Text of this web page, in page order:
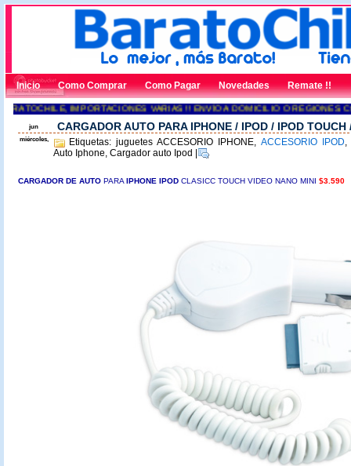
Inicio Como Comprar Como Pagar Novedades Remate !!
IMPORTACIONES VARIAS !! ENVÍO A DOMICILIO O REGIONES
jun
miércoles,
CARGADOR AUTO PARA IPHONE / IPOD / IPOD TOUCH
Etiquetas: juguetes ACCESORIO IPHONE, ACCESORIO IPOD,
Auto Iphone, Cargador auto Ipod
CARGADOR DE AUTO PARA IPHONE IPOD CLASICC TOUCH VIDEO NANO MINI $3.590